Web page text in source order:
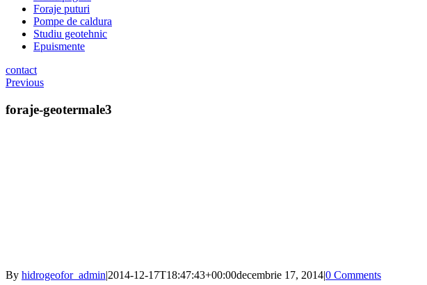
Foraje puturi
Pompe de caldura
Studiu geotehnic
Epuismente
contact
Previous
foraje-geotermale3
By hidrogeofor_admin|2014-12-17T18:47:43+00:00decembrie 17, 2014|0 Comments